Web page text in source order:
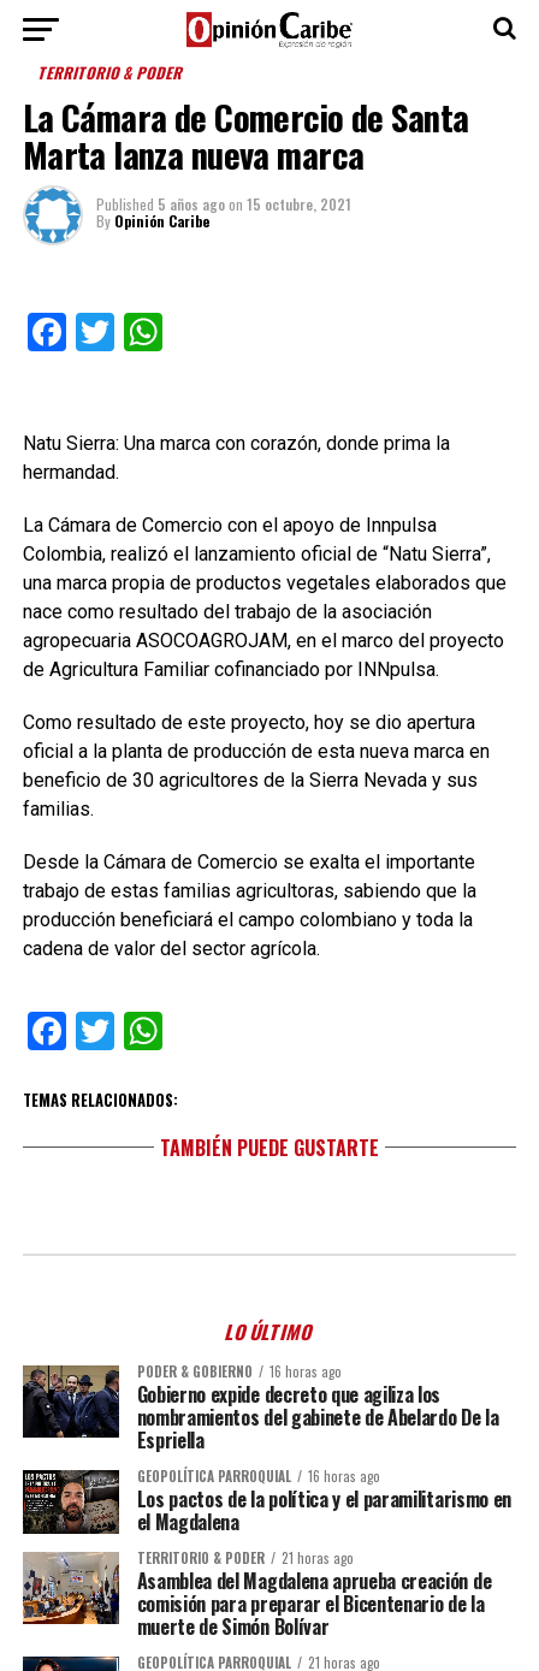
TERRITORIO & PODER
La Cámara de Comercio de Santa
Marta lanza nueva marca
Published 5 años agoon 15 octubre, 2021
By Opinión Caribe
Facebook
TwitterWhatsApp
Natu Sierra: Una marca con corazón, donde prima la
hermandad.
La Cámara de Comercio con el apoyo de Innpulsa
Colombia, realizó el lanzamiento oficial de “Natu Sierra”,
una marca propia de productos vegetales elaborados que
nace como resultado del trabajo de la asociación
agropecuaria ASOCOAGROJAM, en el marco del proyecto
de Agricultura Familiar cofinanciado por INNpulsa.
Como resultado de este proyecto, hoy se dio apertura
oficial a la planta de producción de esta nueva marca en
beneficio de 30 agricultores de la Sierra Nevada y sus
familias.
Desde la Cámara de Comercio se exalta el importante
trabajo de estas familias agricultoras, sabiendo que la
producción beneficiará el campo colombiano y toda la
cadena de valor del sector agrícola.
Facebook
TwitterWhatsApp
TEMAS RELACIONADOS:
TAMBIÉN PUEDE GUSTARTE
LO ÚLTIMO
PODER & GOBIERNO 16 horas ago
Gobierno expide decreto que agiliza los
nombramientos del gabinete de Abelardo De la
Espriella
GEOPOLÍTICA PARROQUIAL 16 horas ago
Los pactos de la política y el paramilitarismo en
el Magdalena
TERRITORIO & PODER 21 horas ago
Asamblea del Magdalena aprueba creación de
comisión para preparar el Bicentenario de la
muerte de Simón Bolívar
GEOPOLÍTICA PARROQUIAL 21 horas ago